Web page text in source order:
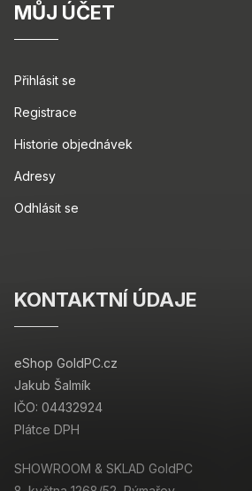
MŮJ ÚČET
Přihlásit se
Registrace
Historie objednávek
Adresy
Odhlásit se
KONTAKTNÍ ÚDAJE
eShop GoldPC.cz
Jakub Šalmík
IČO: 04432924
Plátce DPH
SHOWROOM & SKLAD GoldPC